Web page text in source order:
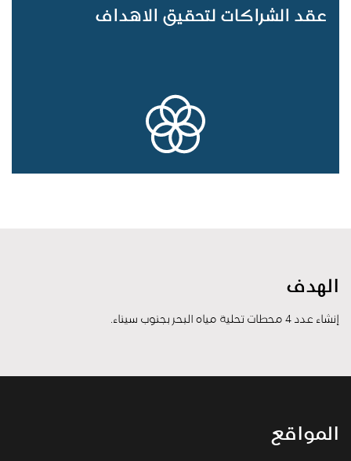
عقد الشراكات لتحقيق الاهداف
الهدف
إنشاء عدد 4 محطات تحلية مياه البحر بجنوب سيناء.
المواقع